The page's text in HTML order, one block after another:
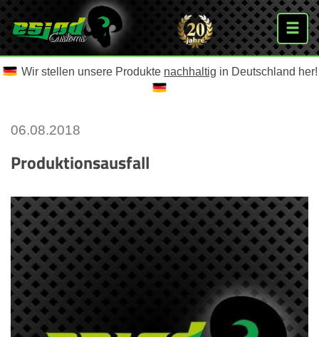
Wir stellen unsere Produkte nachhaltig in Deutschland her!
06.08.2018
Produktionsausfall